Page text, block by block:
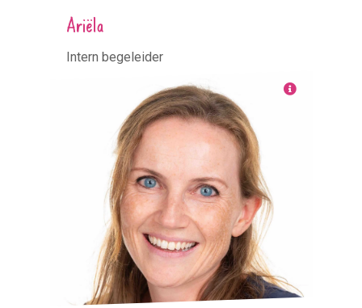
Ariëla
Intern begeleider